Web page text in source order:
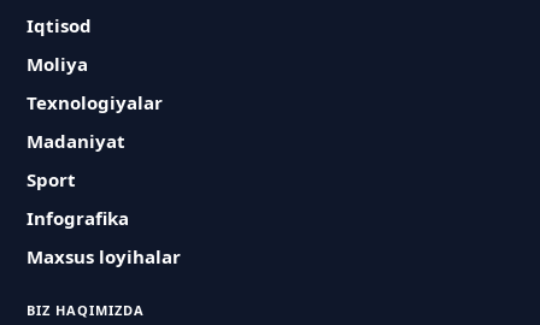
Iqtisod
Moliya
Texnologiyalar
Madaniyat
Sport
Infografika
Maxsus loyihalar
BIZ HAQIMIZDA